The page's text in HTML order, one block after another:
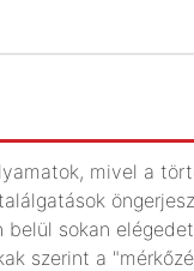
mivel a
sokan
szerint a